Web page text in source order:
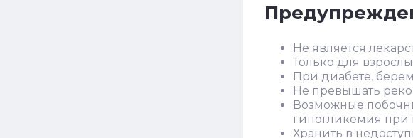
Не является
Только для
При диабете,
Не превышать
Возможные
гипогликемия
Хранить в